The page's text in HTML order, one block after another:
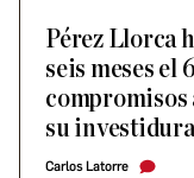
Pérez Llorca
seis meses el
compromisos
su investidura
Carlos Latorre